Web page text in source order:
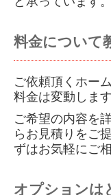
料金について
ご依頼頂くホー
料金は変動します
ご希望の内容を
らお見積りをご
ずはお気軽にご
オプションは